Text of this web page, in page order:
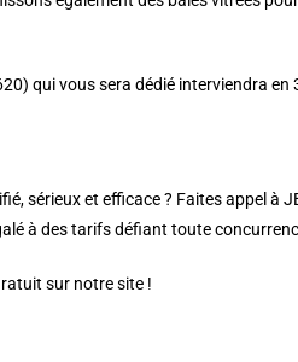
qui vous sera dédié interviendra
sérieux et efficace ? Faites appel à
à des tarifs défiant toute
sur notre site !